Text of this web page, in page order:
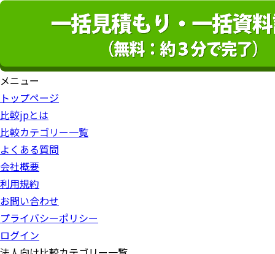
メニュー
トップページ
比較jpとは
比較カテゴリー一覧
よくある質問
会社概要
利用規約
お問い合わせ
プライバシーポリシー
ログイン